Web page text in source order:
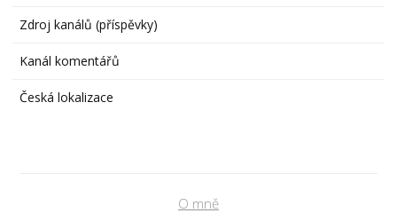
Zdroj kanálů (příspěvky)
Kanál komentářů
Česká lokalizace
O mně